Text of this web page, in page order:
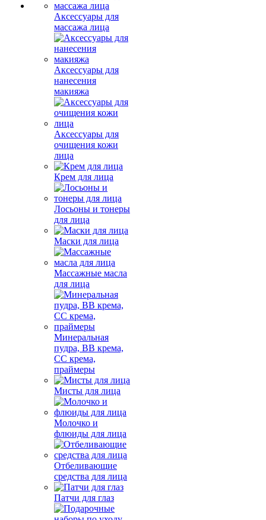
Аксессуары для
массажа лица
Аксессуары для
нанесения
макияжа
Аксессуары для
очищения кожи
лица
Крем для лица
Лосьоны и тонеры
для лица
Маски для лица
Массажные масла
для лица
Минеральная
пудра, BB крема,
СС крема,
праймеры
Мисты для лица
Молочко и
флюиды для лица
Отбеливающие
средства для лица
Патчи для глаз